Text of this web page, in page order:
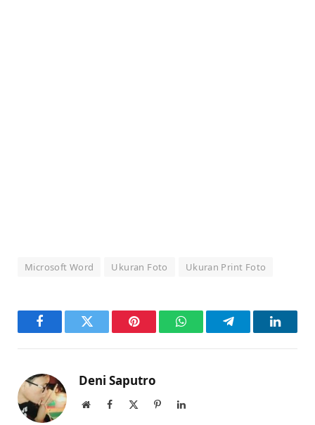
Microsoft Word Ukuran Foto Ukuran Print Foto
FacebookTwitter Pinterest WhatsAppTelegram
Deni Saputro
WebsiteFacebook PinterestLinkedIn